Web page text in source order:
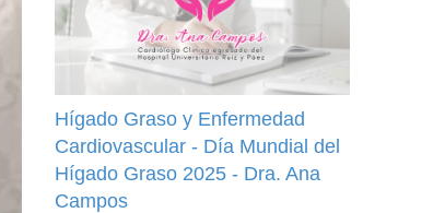
Hígado Graso y Enfermedad
Cardiovascular - Día Mundial del
Hígado Graso 2025 - Dra. Ana
Campos